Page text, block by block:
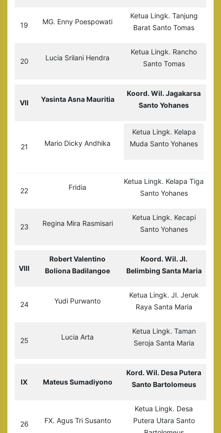
19 MG. Enny Poespowati
Ketua Lingk. Tanjung
Barat Santo Tomas
20 Lucia Srilani Hendra
Ketua Lingk. Rancho
Santo Tomas
VII Yasinta Asna Mauritia
Koord. Wil. Jagakarsa
Santo Yohanes
21 Mario Dicky Andhika
Ketua Lingk. Kelapa
Muda Santo Yohanes
22 Fridia
Ketua Lingk. Kelapa Tiga
Santo Yohanes
23 Regina Mira Rasmisari
Ketua Lingk. Kecapi
Santo Yohanes
VIII
Robert Valentino
Boliona Badilangoe
Koord. Wil. Jl.
Belimbing Santa Maria
24 Yudi Purwanto
Ketua Lingk. Jl. Jeruk
Raya Santa Maria
25 Lucia Arta
Ketua Lingk. Taman
Seroja Santa Maria
IX Mateus Sumadiyono
Kord. Wil. Desa Putera
Santo Bartolomeus
26 FX. Agus Tri Susanto
Ketua Lingk. Desa
Putera Utara Santo